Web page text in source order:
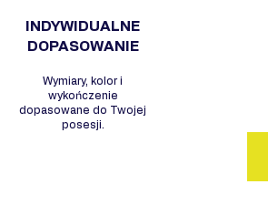
INDYWIDUALNE
DOPASOWANIE
Wymiary, kolor i
wykończenie
dopasowane do Twojej
posesji.